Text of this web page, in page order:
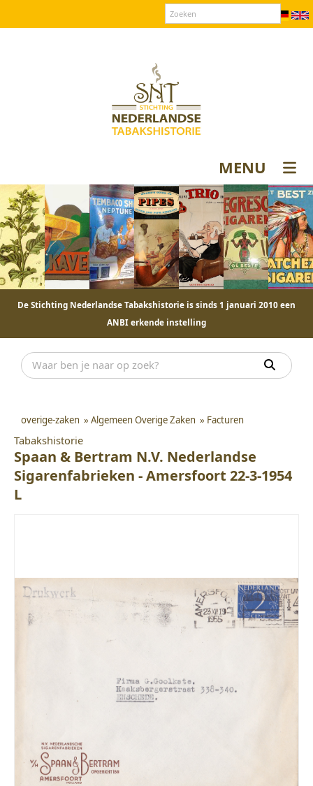
MENU
De Stichting Nederlandse Tabakshistorie is sinds 1 januari 2010 een
ANBI erkende instelling
overige-zaken » Algemeen Overige Zaken » Facturen
Tabakshistorie
Spaan & Bertram N.V. Nederlandse
Sigarenfabrieken - Amersfoort 22-3-1954
L